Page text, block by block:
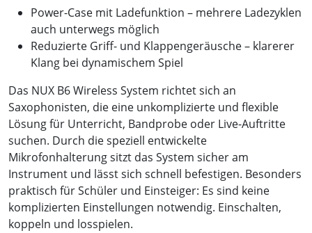
Power-Case mit Ladefunktion – mehrere Ladezyklen
auch unterwegs möglich
Reduzierte Griff- und Klappengeräusche – klarerer
Klang bei dynamischem Spiel
Das NUX B6 Wireless System richtet sich an
Saxophonisten, die eine unkomplizierte und flexible
Lösung für Unterricht, Bandprobe oder Live-Auftritte
suchen. Durch die speziell entwickelte
Mikrofonhalterung sitzt das System sicher am
Instrument und lässt sich schnell befestigen. Besonders
praktisch für Schüler und Einsteiger: Es sind keine
komplizierten Einstellungen notwendig. Einschalten,
koppeln und losspielen.